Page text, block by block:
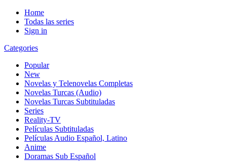
Home
Todas las series
Sign in
Categories
Popular
New
Novelas y Telenovelas Completas
Novelas Turcas (Audio)
Novelas Turcas Subtituladas
Series
Reality-TV
Películas Subtituladas
Películas Audio Español, Latino
Anime
Doramas Sub Español